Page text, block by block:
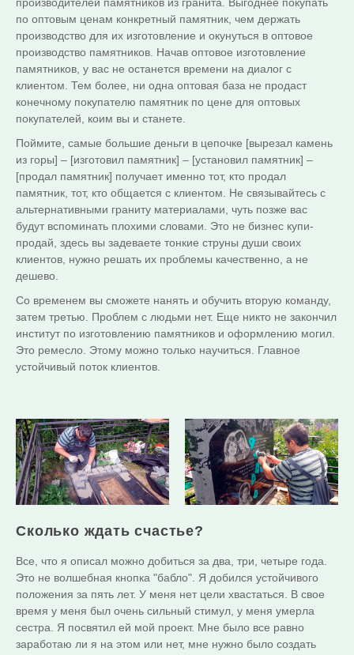
производителей памятников из гранита. Выгоднее покупать
по оптовым ценам конкретный памятник, чем держать
производство для их изготовление и окунуться в оптовое
производство памятников. Начав оптовое изготовление
памятников, у вас не останется времени на диалог с
клиентом. Тем более, ни одна оптовая база не продаст
конечному покупателю памятник по цене для оптовых
покупателей, коим вы и станете.
Поймите, самые большие деньги в цепочке [вырезал камень
из горы] – [изготовил памятник] – [установил памятник] –
[продал памятник] получает именно тот, кто продал
памятник, тот, кто общается с клиентом. Не связывайтесь с
альтернативными граниту материалами, чуть позже вас
будут вспоминать плохими словами. Это не бизнес купи-
продай, здесь вы задеваете тонкие струны души своих
клиентов, нужно решать их проблемы качественно, а не
дешево.
Со временем вы сможете нанять и обучить вторую команду,
затем третью. Проблем с людьми нет. Еще никто не закончил
институт по изготовлению памятников и оформлению могил.
Это ремесло. Этому можно только научиться. Главное
устойчивый поток клиентов.
Сколько ждать счастье?
Все, что я описал можно добиться за два, три, четыре года.
Это не волшебная кнопка "бабло". Я добился устойчивого
положения за пять лет. У меня нет цели хвастаться. В свое
время у меня был очень сильный стимул, у меня умерла
сестра. Я посвятил ей мой проект. Мне было все равно
заработаю ли я на этом или нет, мне нужно было создать